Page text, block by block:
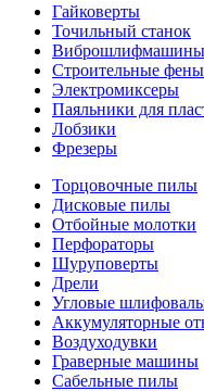
Гайковерты
Точильный станок
Виброшлифмашины
Строительные фены
Электромиксеры
Паяльники для
Лобзики
Фрезеры
Торцовочные пилы
Дисковые пилы
Отбойные молотки
Перфораторы
Шуруповерты
Дрели
Угловые
Аккумуляторные
Воздуходувки
Граверные машины
Сабельные пилы